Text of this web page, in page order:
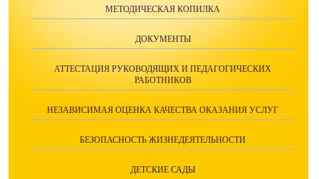
МЕТОДИЧЕСКАЯ КОПИЛКА
ДОКУМЕНТЫ
АТТЕСТАЦИЯ РУКОВОДЯЩИХ И ПЕДАГОГИЧЕСКИХ
РАБОТНИКОВ
НЕЗАВИСИМАЯ ОЦЕНКА КАЧЕСТВА ОКАЗАНИЯ УСЛУГ
БЕЗОПАСНОСТЬ ЖИЗНЕДЕЯТЕЛЬНОСТИ
ДЕТСКИЕ САДЫ